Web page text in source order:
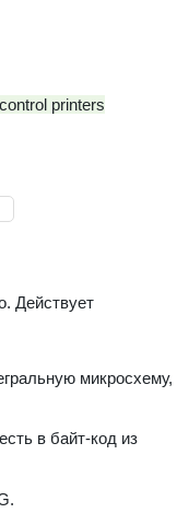
control printers
Действует
микросхему,
в байт-код из